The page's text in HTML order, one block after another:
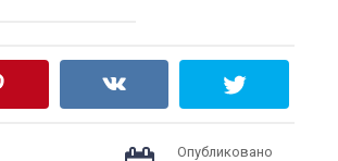
Опубликовано